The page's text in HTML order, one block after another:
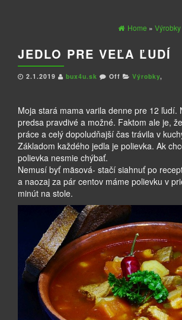
Home » Výrobky
JEDLO PRE VEĽA ĽUDÍ
2.1.2019 bux4u.sk Off Výrobky,
Moja stará mama varila denne pre 12 ľudí.
predsa pravdivé a možné. Faktom ale je,
práce a celý dopoludňajší čas trávila v
Základom každého jedla je polievka. Ak
polievka nesmie chýbať.
Nemusí byť mäsová- stačí siahnuť po
a naozaj za pár centov máme polievku v
minút na stole.